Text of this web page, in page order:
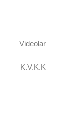
Videolar
K.V.K.K